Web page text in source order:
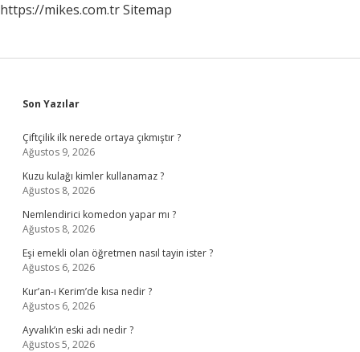
https://mikes.com.trSitemap
Sidebar
Son Yazılar
Çiftçilik ilk nerede ortaya çıkmıştır ?
Ağustos 9, 2026
Kuzu kulağı kimler kullanamaz ?
Ağustos 8, 2026
Nemlendirici komedon yapar mı ?
Ağustos 8, 2026
Eşi emekli olan öğretmen nasıl tayin ister ?
Ağustos 6, 2026
Kur’an-ı Kerim’de kısa nedir ?
Ağustos 6, 2026
Ayvalık’ın eski adı nedir ?
Ağustos 5, 2026